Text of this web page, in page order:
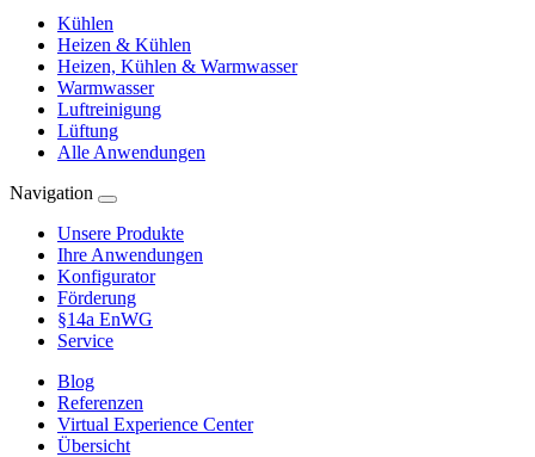
Kühlen
Heizen & Kühlen
Heizen, Kühlen & Warmwasser
Warmwasser
Luftreinigung
Lüftung
Alle Anwendungen
Navigation
Unsere Produkte
Ihre Anwendungen
Konfigurator
Förderung
§14a EnWG
Service
Blog
Referenzen
Virtual Experience Center
Übersicht